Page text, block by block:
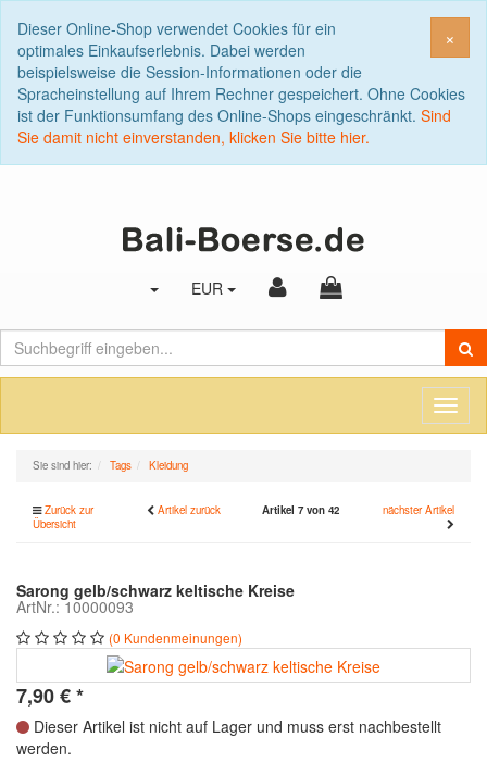
×
Dieser Online-Shop verwendet Cookies für ein
optimales Einkaufserlebnis. Dabei werden
beispielsweise die Session-Informationen oder die
Spracheinstellung auf Ihrem Rechner gespeichert. Ohne Cookies
ist der Funktionsumfang des Online-Shops eingeschränkt. Sind
Sie damit nicht einverstanden, klicken Sie bitte hier.
EUR
Sie sind hier: Tags Kleidung
Zurück zur
Übersicht
Artikel zurück Artikel 7 von 42 nächster Artikel
Sarong gelb/schwarz keltische Kreise
ArtNr.: 10000093
(0 Kundenmeinungen)
7,90€*
Dieser Artikel ist nicht auf Lager und muss erst nachbestellt
werden.